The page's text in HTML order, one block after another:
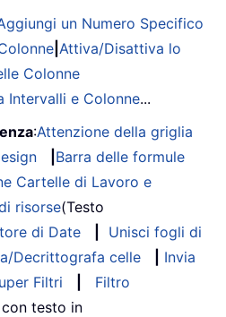
un Numero Specifico
Attiva/Disattiva lo
Colonne
Intervalli e Colonne...
:Attenzione della griglia
Barra delle formule
Cartelle di Lavoro e
risorse(Testo
di Date
Unisci fogli di
Decrittografa celle
Invia
Filtri
Filtro
testo in